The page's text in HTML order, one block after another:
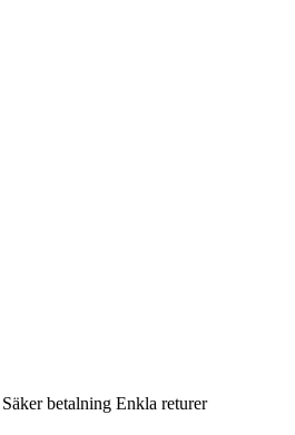
Säker betalning Enkla returer